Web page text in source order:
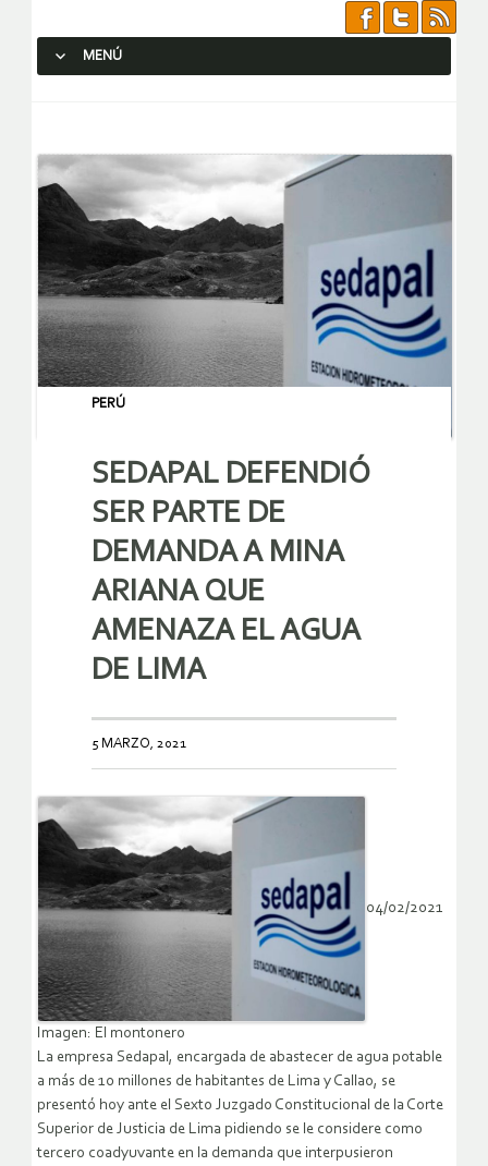
MENÚ
PERÚ
SEDAPAL DEFENDIÓ
SER PARTE DE
DEMANDA A MINA
ARIANA QUE
AMENAZA EL AGUA
DE LIMA
5 MARZO, 2021
04/02/2021
Imagen: El montonero
La empresa Sedapal, encargada de abastecer de agua potable
a más de 10 millones de habitantes de Lima y Callao, se
presentó hoy ante el Sexto Juzgado Constitucional de la Corte
Superior de Justicia de Lima pidiendo se le considere como
tercero coadyuvante en la demanda que interpusieron